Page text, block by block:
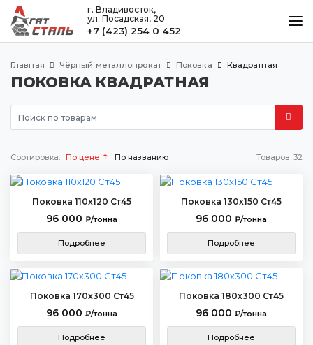
г. Владивосток,
ул. Посадская, 20
+7 (423) 254 0 452
МЕТАЛЛООБРАБОТКА
КОНТАКТЫ
Владивосток
+7 (423) 254 0 452
Главная Чёрный металлопрокат Поковка Квадратная
ПОКОВКА КВАДРАТНАЯ
Сортировка: По цене По названию Товаров: 32
Поковка 110х120 Ст45
96 000 ₽/тонна
Подробнее
Поковка 130х150 Ст45
96 000 ₽/тонна
Подробнее
Поковка 170х300 Ст45
96 000 ₽/тонна
Подробнее
Поковка 180х300 Ст45
96 000 ₽/тонна
Подробнее